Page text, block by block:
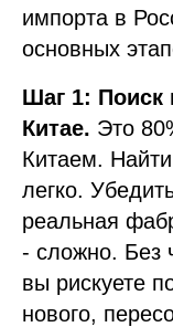
импорта в
основных
Шаг 1: Поиск
Китае. Это
Китаем.
легко.
реальная
- сложно. Без
вы рискуете
нового,